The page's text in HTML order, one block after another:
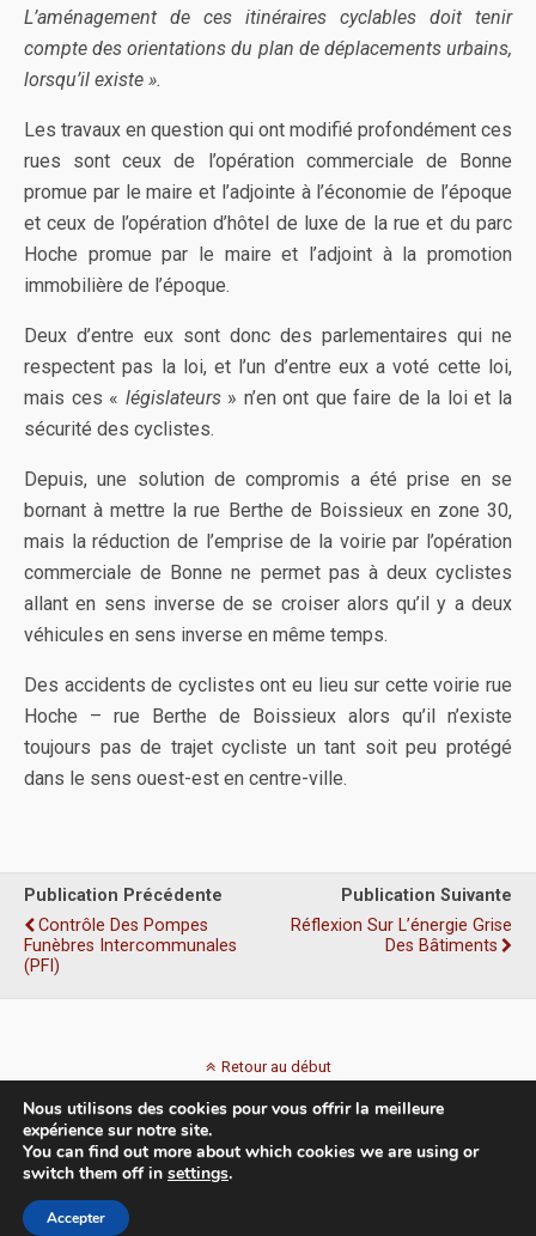
L’aménagement de ces itinéraires cyclables doit tenir
comptedes orientations du plan de déplacements urbains,
lorsqu’il existe ».
Les travaux en question qui ont modifié profondément ces
rues sont ceux de l’opération commerciale de Bonne
promue par le maire et l’adjointe à l’économie de l’époque
et ceux de l’opération d’hôtel de luxe de la rue et du parc
Hoche promue par le maire et l’adjoint à la promotion
immobilière de l’époque.
Deux d’entre eux sont donc des parlementaires qui ne
respectent pas la loi, et l’un d’entre eux a voté cette loi,
mais ces « législateurs » n’en ont que faire de la loi et la
sécurité des cyclistes.
Depuis, une solution de compromis a été prise en se
bornant à mettre la rue Berthe de Boissieux en zone 30,
mais la réduction de l’emprise de la voirie par l’opération
commerciale de Bonne ne permet pas à deux cyclistes
allant en sens inverse de se croiser alors qu’il y a deux
véhicules en sens inverse en même temps.
Des accidents de cyclistes ont eu lieu sur cette voirie rue
Hoche – rue Berthe de Boissieux alors qu’il n’existe
toujours pas de trajet cycliste un tant soit peu protégé
dans le sens ouest-est en centre-ville.
Publication Précédente
Contrôle Des Pompes
Funèbres Intercommunales
(PFI)
Publication Suivante
Réflexion Sur L’énergie Grise
Des Bâtiments
Retour au début
Mobile
Nous utilisons des cookies pour vous offrir la meilleure
expérience sur notre site.
You can find out more about which cookies we are using or
switch them off in settings.
Accepter